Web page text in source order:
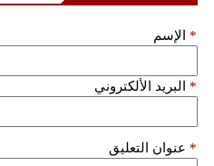
الإسم *
البريد الألكتروني *
عنوان التعليق *